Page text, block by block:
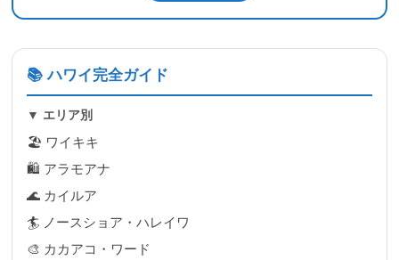
📚 ハワイ完全ガイド
▼ エリア別
🏖 ワイキキ
🛍 アラモアナ
🌊 カイルア
🏄 ノースショア・ハレイワ
🎨 カカアコ・ワード